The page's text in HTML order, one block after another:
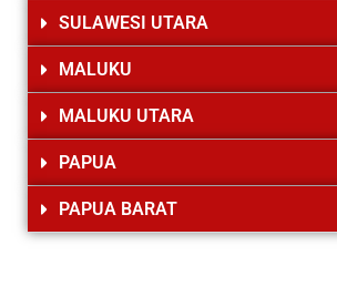
SULAWESI UTARA
MALUKU
MALUKU UTARA
PAPUA
PAPUA BARAT